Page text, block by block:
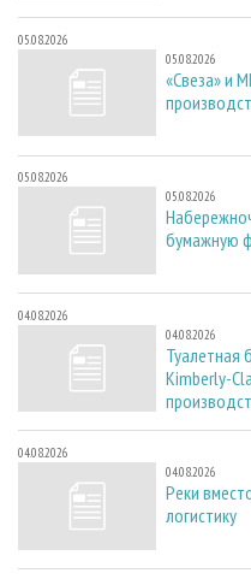
05.08.2026
05.08.2026
«Свеза» и
05.08.2026
05.08.2026
бумажную
04.08.2026
04.08.2026
Туалетная
Kimberly-
04.08.2026
04.08.2026
Реки
логистику